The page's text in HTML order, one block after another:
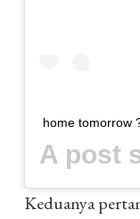
home tomorrow
A post
Keduanya